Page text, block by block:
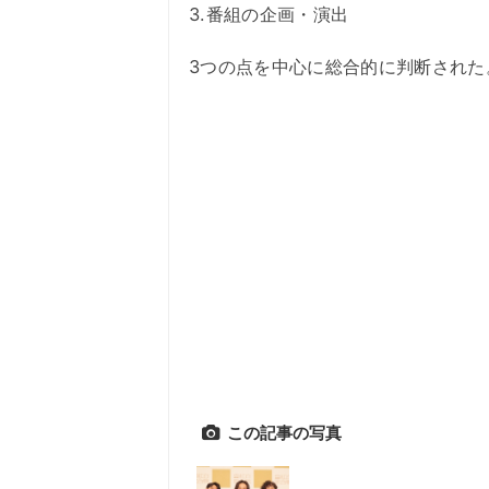
3.番組の企画・演出
3つの点を中心に総合的に判断された
この記事の写真